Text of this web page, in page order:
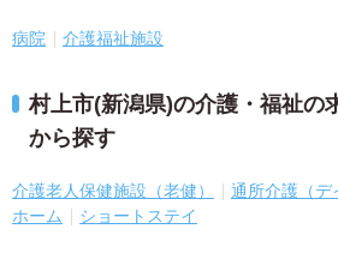
病院 介護福祉施設
村上市(新潟県)の介護・福祉の
から探す
介護老人保健施設（老健） 通所介護（デ
ホーム
ショートステイ